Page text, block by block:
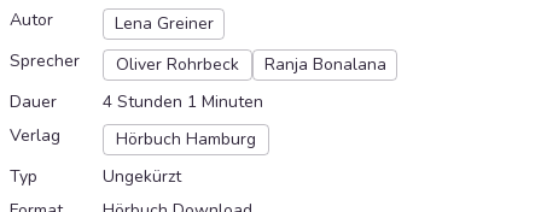
Autor
Lena Greiner
Sprecher
Oliver Rohrbeck
Ranja Bonalana
Dauer
4 Stunden 1 Minuten
Verlag
Hörbuch Hamburg
Typ
Ungekürzt